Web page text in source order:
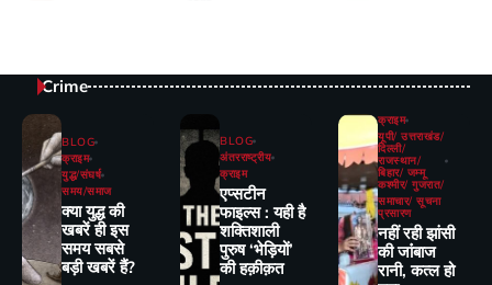
Crime
BLOG
क्राइम
युद्ध/संघर्ष
समय/समाज
क्या युद्ध की
खबरें ही इस
समय सबसे
बड़ी खबरें हैं?
BLOG
अंतरराष्ट्रीय
क्राइम
एप्सटीन
फाइल्स : यही है
शक्तिशाली
पुरुष ‘भेड़ियों’
की हक़ीक़त
क्राइम
यूपी/ उत्तराखंड/
दिल्ली/
राजस्थान/
बिहार/ जम्मू
कश्मीर/ गुजरात/
समाचार/ सूचना
प्रसारण
नहीं रही झांसी
की जांंबाज
रानी, कत्‍ल हो